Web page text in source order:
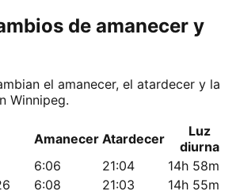
de amanecer y
el amanecer, el atardecer y la
Winnipeg.
Amanecer Atardecer
Luz
diurna
6:06 21:04
14h 58m
6:08 21:03
14h 55m